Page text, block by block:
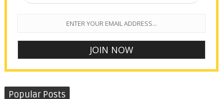
Popular Posts